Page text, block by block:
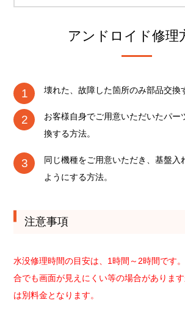
アンドロイド修理
壊れた、故障した箇所のみ部品交換
お客様自身でご用意いただいたパー
換する方法。
同じ機種をご用意いただき、基盤入
ようにする方法。
注意事項
水没修理時間の目安は、1時間～2時間です
合でも画面が見えにくい等の場合がありま
は別料金となります。